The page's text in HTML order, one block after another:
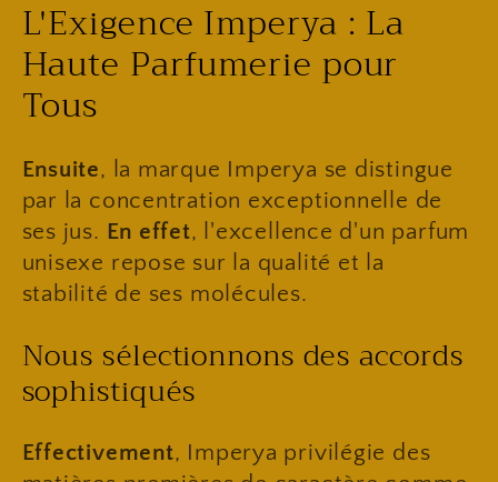
​L'Exigence Imperya : La
Haute Parfumerie pour
Tous
Ensuite, la marque Imperya se distingue
par la concentration exceptionnelle de
ses jus. En effet, l'excellence d'un parfum
unisexe repose sur la qualité et la
stabilité de ses molécules.
​Nous sélectionnons des accords
sophistiqués
Effectivement, Imperya privilégie des